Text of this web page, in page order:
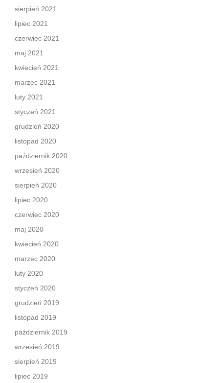
sierpień 2021
lipiec 2021
czerwiec 2021
maj 2021
kwiecień 2021
marzec 2021
luty 2021
styczeń 2021
grudzień 2020
listopad 2020
październik 2020
wrzesień 2020
sierpień 2020
lipiec 2020
czerwiec 2020
maj 2020
kwiecień 2020
marzec 2020
luty 2020
styczeń 2020
grudzień 2019
listopad 2019
październik 2019
wrzesień 2019
sierpień 2019
lipiec 2019